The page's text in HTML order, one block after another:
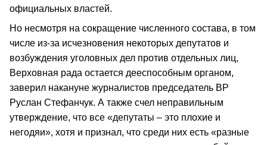
официальных властей.
Но несмотря на сокращение численного состава, в том
числе из-за исчезновения некоторых депутатов и
возбуждения уголовных дел против отдельных лиц,
Верховная рада остается дееспособным органом,
заверил накануне журналистов председатель ВР
Руслан Стефанчук. А также счел неправильным
утверждение, что все «депутаты – это плохие и
негодяи», хотя и признал, что среди них есть «разные